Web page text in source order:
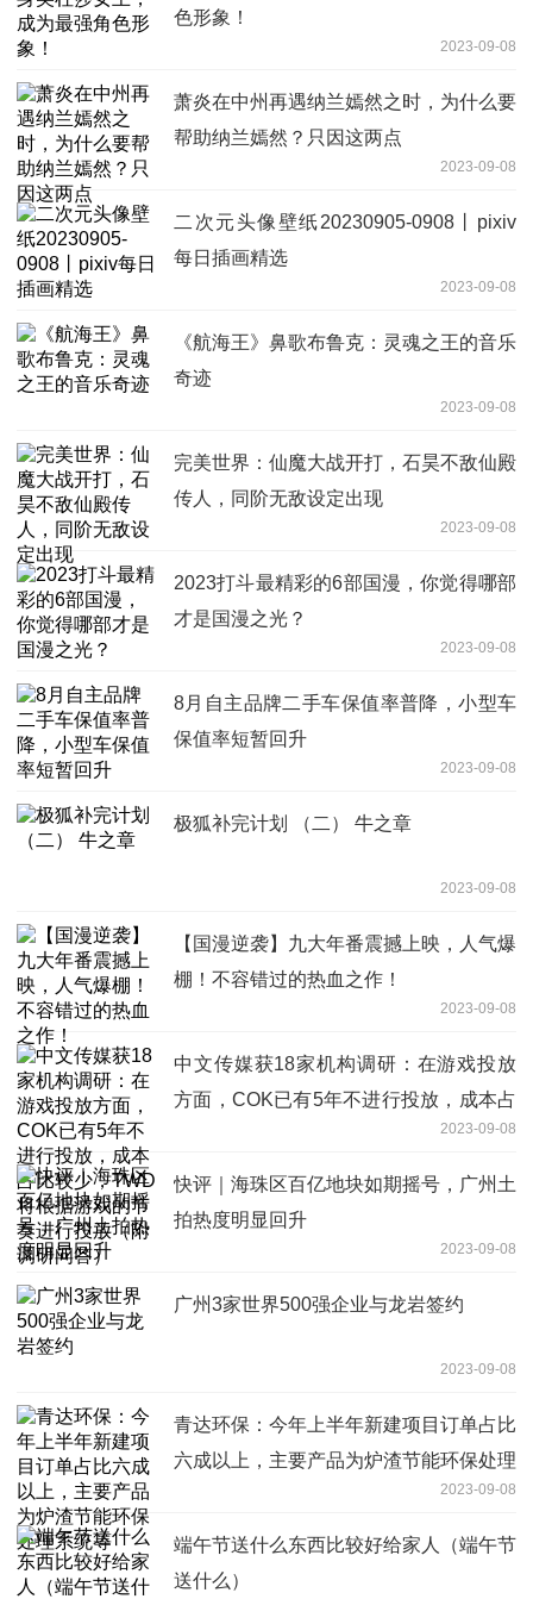
色形象！
2023-09-08
萧炎在中州再遇纳兰嫣然之时，为什么要
帮助纳兰嫣然？只因这两点
2023-09-08
二次元头像壁纸20230905-0908丨pixiv
每日插画精选
2023-09-08
《航海王》鼻歌布鲁克：灵魂之王的音乐
奇迹
2023-09-08
完美世界：仙魔大战开打，石昊不敌仙殿
传人，同阶无敌设定出现
2023-09-08
2023打斗最精彩的6部国漫，你觉得哪部
才是国漫之光？
2023-09-08
8月自主品牌二手车保值率普降，小型车
保值率短暂回升
2023-09-08
极狐补完计划 （二） 牛之章
2023-09-08
【国漫逆袭】九大年番震撼上映，人气爆
棚！不容错过的热血之作！
2023-09-08
中文传媒获18家机构调研：在游戏投放
方面，COK已有5年不进行投放，成本占
比较少，TWD将根据游戏的节奏进行投
放（附调研问答）
2023-09-08
快评｜海珠区百亿地块如期摇号，广州土
拍热度明显回升
2023-09-08
广州3家世界500强企业与龙岩签约
2023-09-08
青达环保：今年上半年新建项目订单占比
六成以上，主要产品为炉渣节能环保处理
2023-09-08
端午节送什么东西比较好给家人（端午节
送什么）